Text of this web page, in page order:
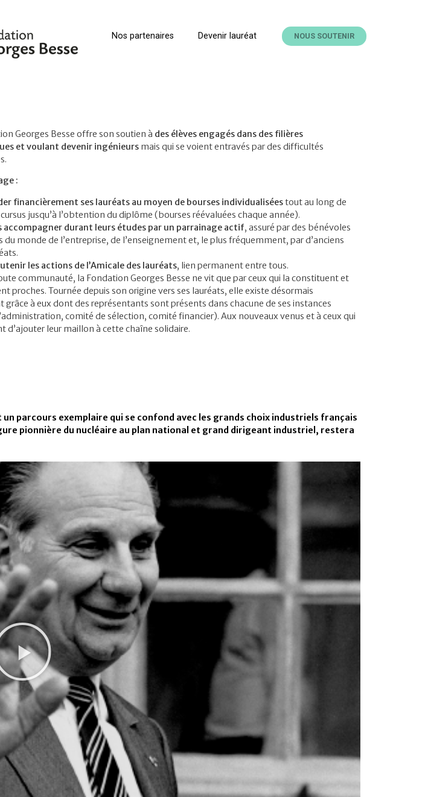
Nos partenaires Devenir lauréat NOUS SOUTENIR
Georges Besse offre son soutien à des élèves engagés dans des filières
et voulant devenir ingénieurs mais qui se voient entravés par des difficultés
:
financièrement ses lauréats au moyen de bourses individualiséestout au long de
jusqu’à l’obtention du diplôme (bourses réévaluées chaque année).
accompagner durant leurs études par un parrainage actif, assuré par des bénévoles
du monde de l’entreprise, de l’enseignement et, le plus fréquemment, par d’anciens
les actions de l’Amicale des lauréats, lien permanent entre tous.
communauté, la Fondation Georges Besse ne vit que par ceux qui la constituent et
proches. Tournée depuis son origine vers ses lauréats, elle existe désormais
grâce à eux dont des représentants sont présents dans chacune de ses instances
comité de sélection, comité financier). Aux nouveaux venus et à ceux qui
d’ajouter leur maillon à cette chaîne solidaire.
un parcours exemplaire qui se confond avec les grands choix industriels français
pionnière du nucléaire au plan national et grand dirigeant industriel, restera